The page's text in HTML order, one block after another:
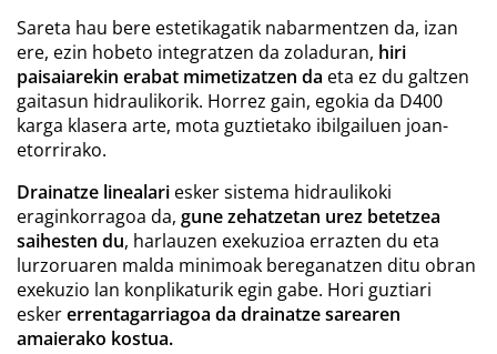
Sareta hau bere estetikagatik nabarmentzen da, izan
ere, ezin hobeto integratzen da zoladuran, hiri
paisaiarekin erabat mimetizatzen da eta ez du galtzen
gaitasun hidraulikorik. Horrez gain, egokia da D400
karga klasera arte, mota guztietako ibilgailuen joan-
etorrirako.
Drainatze linealari esker sistema hidraulikoki
eraginkorragoa da, gune zehatzetan urez betetzea
saihesten du, harlauzen exekuzioa errazten du eta
lurzoruaren malda minimoak bereganatzen ditu obran
exekuzio lan konplikaturik egin gabe. Hori guztiari
eskererrentagarriagoa da drainatze sarearen
amaierako kostua.